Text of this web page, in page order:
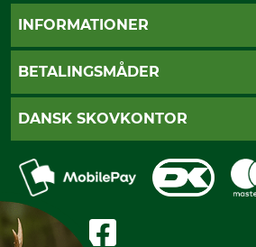
Kontakt
Cookie-indstillinger
INFORMATIONER
Betalingsmåder
Privatlivspolitik
Handelsbetingelser
Impressum
Gratis returlabel
BETALINGSMÅDER
Dankort
Kreditkort
DANSK SKOVKONTOR
Karriere
Messe datoer
Om os
International